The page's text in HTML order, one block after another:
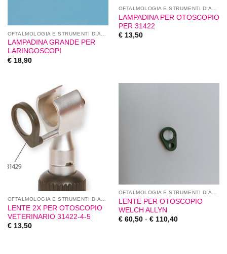
LAMPADINA GRANDE PER
LARINGOSCOPI
€18,90
LAMPADINA PER OTOSCOPIO
PER 31422
€13,50
OFTALMOLOGIA E STRUMENTI DIAGNOSTICI
LENTE 2X PER OTOSCOPIO
VETERINARIO 31422-4-5
€13,50
OFTALMOLOGIA E STRUMENTI DIAGNOSTICI
LENTE PER OTOSCOPIO
WELCH ALLYN
€60,50 - €110,40